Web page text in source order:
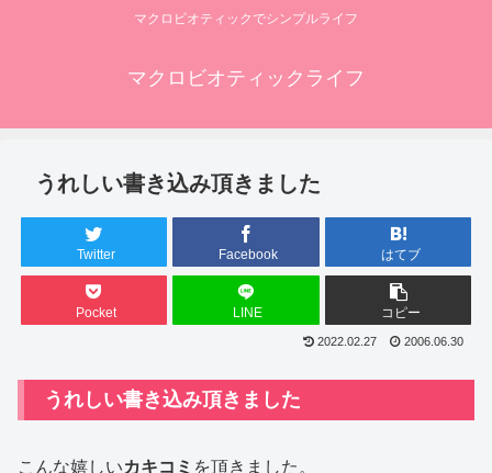
マクロビオティックでシンプルライフ
マクロビオティックライフ
うれしい書き込み頂きました
Twitter Facebook はてブ
Pocket LINE コピー
2022.02.27 2006.06.30
うれしい書き込み頂きました
こんな嬉しいカキコミ を頂きました。